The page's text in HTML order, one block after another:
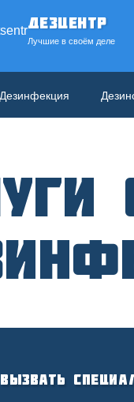
ДезЦентр
Лучшие в своём деле
Дезинфекция
Вызвать